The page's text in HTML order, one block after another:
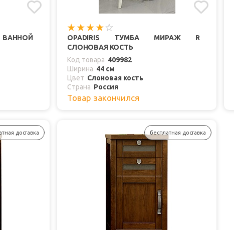
OPADIRIS ТУМБА МИРАЖ R
СЛОНОВАЯ КОСТЬ
Код товара 409982
Ширина 44 см
Цвет Слоновая кость
Страна Россия
Товар закончился
доставка бесплатная доставка